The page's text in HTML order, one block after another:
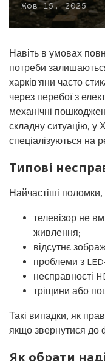
Жов 15, 2025
Навіть в умовах
потреби
харківʼяни часто
через перебої з
механічні
складну ситуацію, у
спеціалізуються на
Типові
Найчастіші поломки,
телевізор не
живлення;
відсутнє
проблеми з
несправності
тріщини або
Такі випадки, як
якщо звернутися до
Як обрати